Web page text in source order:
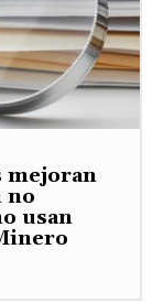
mejoran
no
usan